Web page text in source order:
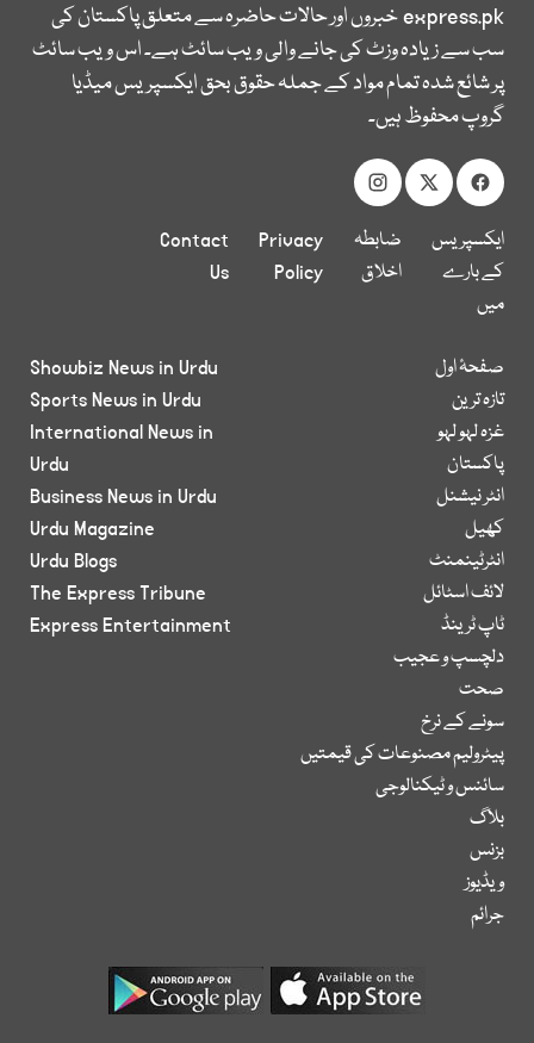
express.pkخبروں اور حالات حاضرہ سے متعلق پاکستان کی
سب سے زیادہ وزٹ کی جانے والی ویب سائٹ ہے۔ اس ویب سائٹ
پر شائع شدہ تمام مواد کے جملہ حقوق بحق ایکسپریس میڈیا
گروپ محفوظ ہیں۔
ایکسپریس
کے بارے
میں
ضابطہ
اخلاق
Privacy
Policy
Contact
Us
صفحۂ اول
تازہ ترین
غزہ لہو لہو
پاکستان
انٹر نیشنل
کھیل
انٹرٹینمنٹ
لائف اسٹائل
ٹاپ ٹرینڈ
دلچسپ و عجیب
صحت
سونے کے نرخ
پیٹرولیم مصنوعات کی قیمتیں
سائنس و ٹیکنالوجی
بلاگ
بزنس
ویڈیوز
جرائم
Showbiz News in Urdu
Sports News in Urdu
International News in
Urdu
Business News in Urdu
Urdu Magazine
Urdu Blogs
The Express Tribune
Express Entertainment